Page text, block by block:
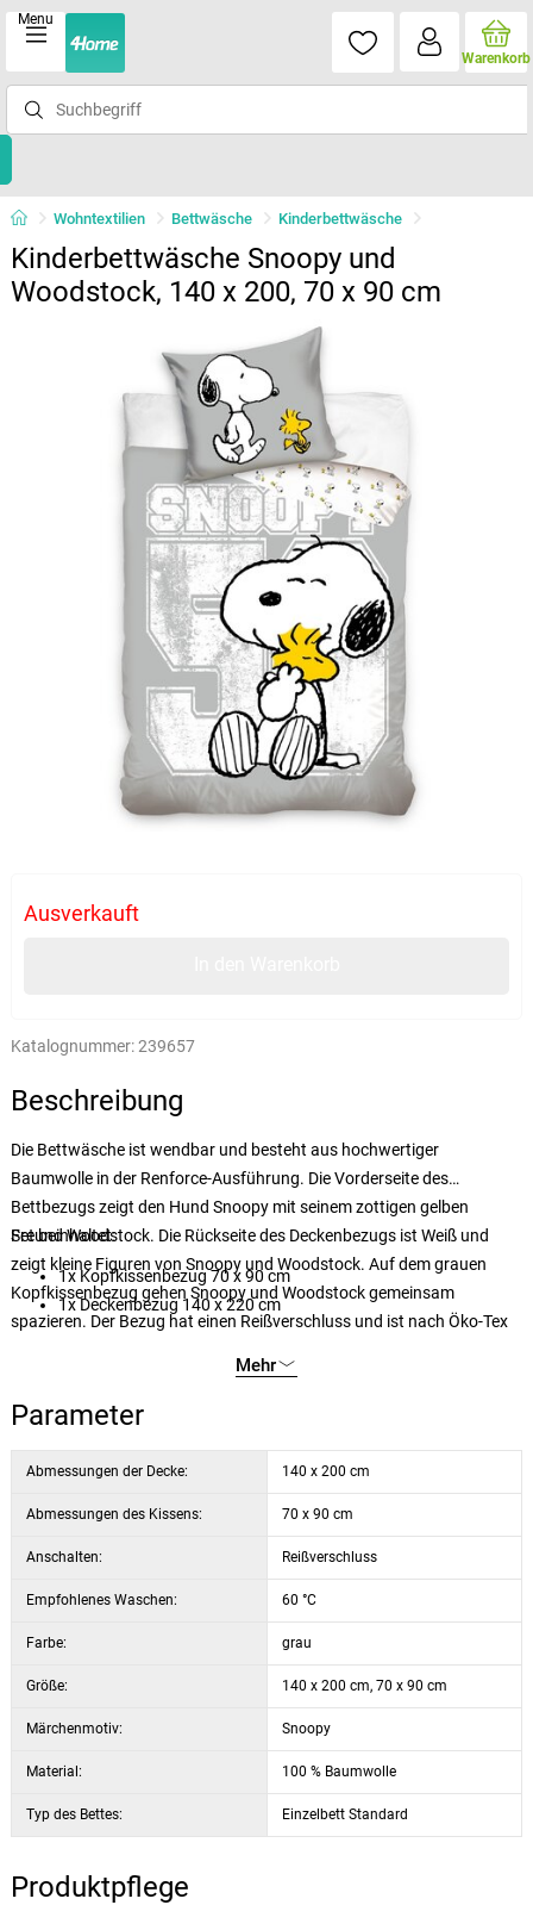
Menu
Warenkorb
Wohntextilien Bettwäsche Kinderbettwäsche
Kinderbettwäsche Snoopy und
Woodstock, 140 x 200, 70 x 90 cm
Ausverkauft
Katalognummer:239657
Beschreibung
Die Bettwäsche ist wendbar und besteht aus hochwertiger
Baumwolle in der Renforce-Ausführung. Die Vorderseite des
Bettbezugs zeigt den Hund Snoopy mit seinem zottigen gelben
Freund Woodstock. Die Rückseite des Deckenbezugs ist Weiß und
zeigt kleine Figuren von Snoopy und Woodstock. Auf dem grauen
Kopfkissenbezug gehen Snoopy und Woodstock gemeinsam
spazieren. Der Bezug hat einen Reißverschluss und ist nach Öko-Tex
Set beinhaltet:
1x Kopfkissenbezug 70 x 90 cm
1x Deckenbezug 140 x 220 cm
Mehr
Parameter
Abmessungen der Decke: 140 x 200 cm
Abmessungen des Kissens: 70 x 90 cm
Anschalten: Reißverschluss
Empfohlenes Waschen: 60 °C
Farbe: grau
Größe: 140 x 200 cm, 70 x 90 cm
Märchenmotiv: Snoopy
Material: 100 % Baumwolle
Typ des Bettes: Einzelbett Standard
Produktpflege